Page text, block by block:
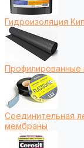
Гидроизоляция
Соединительная
мембраны